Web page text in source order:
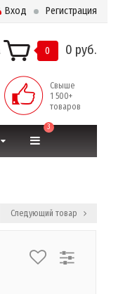
Вход Регистрация
0 0 руб.
Свыше
1 500+
товаров
3
Следующий товар